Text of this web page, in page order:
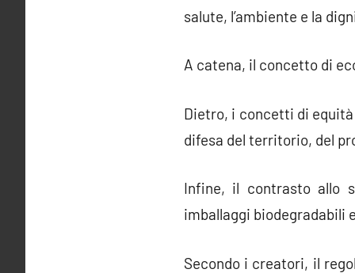
salute, l’ambiente e la
A catena, il concetto di
Dietro, i concetti di
difesa del territorio, del
Infine, il contrasto allo
imballaggi biodegradabili
Secondo i creatori, il